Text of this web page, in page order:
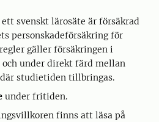
svenskt lärosäte är försäkrad
personskadeförsäkring för
gäller försäkringen i
under direkt färd mellan
studietiden tillbringas.
under fritiden.
finns att läsa på